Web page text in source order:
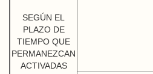
SEGÚN EL
PLAZO DE
TIEMPO QUE
PERMANEZCAN
ACTIVADAS